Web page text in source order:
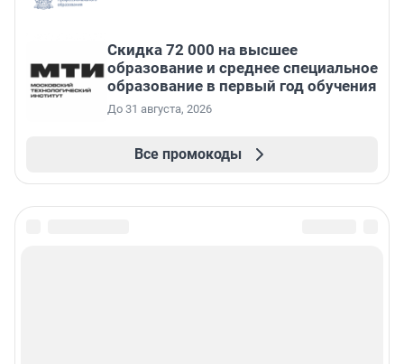
Скидка 72 000 на высшее
образование и среднее специальное
образование в первый год обучения
До 31 августа, 2026
Все промокоды